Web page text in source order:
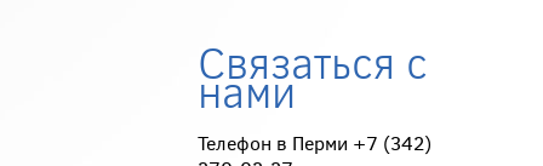
Связаться с
нами
Телефон в Перми +7 (342)